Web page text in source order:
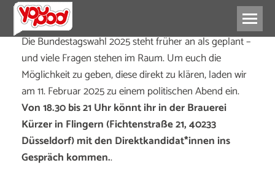
Die Bundestagswahl 2025 steht früher an als geplant –
und viele Fragen stehen im Raum. Um euch die
Möglichkeit zu geben, diese direkt zu klären, laden wir
am 11. Februar 2025 zu einem politischen Abend ein.
Von 18.30 bis 21 Uhr könnt ihr in der Brauerei
Kürzer in Flingern (Fichtenstraße 21, 40233
Düsseldorf) mit den Direktkandidat*innen ins
Gespräch kommen..